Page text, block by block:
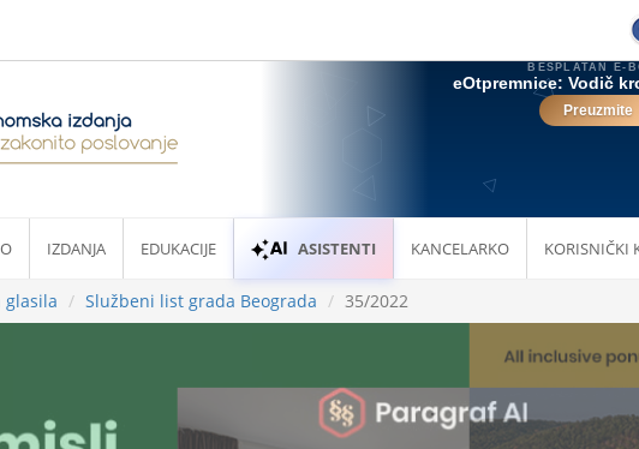
IZDANJA EDUKACIJE ASISTENTI KANCELARKO KORISNIČKI
glasila Službeni list grada Beograda 35/2022